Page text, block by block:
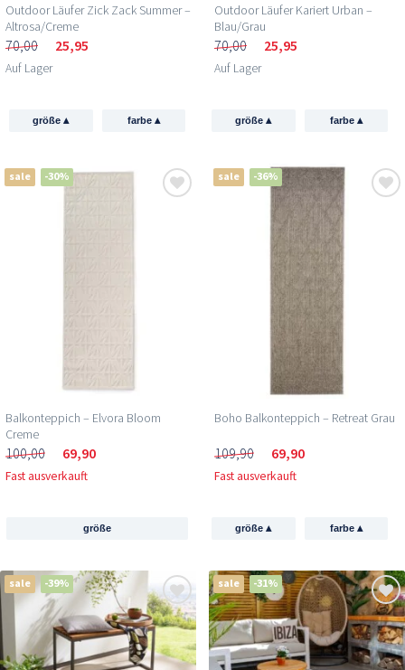
Outdoor Läufer Zick Zack Summer –
Altrosa/Creme
70,00 25,95
Auf Lager
größe▴ farbe ▴
Outdoor Läufer Kariert Urban –
Blau/Grau
70,00 25,95
Auf Lager
größe▴ farbe ▴
sale -30%
Balkonteppich – Elvora Bloom
Creme
100,00 69,90
Fast ausverkauft
größe
sale -36%
Boho Balkonteppich – Retreat Grau
109,90 69,90
Fast ausverkauft
größe▴ farbe ▴
sale -39% sale -31%